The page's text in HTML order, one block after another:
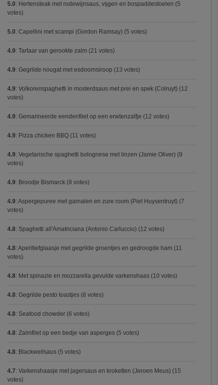
5.0: Hertensteak met rodewijnsaus, vijgen en bospaddestoelen (5
votes)
5.0: Capellini met scampi (Gordon Ramsay) (5 votes)
4.9: Tartaar van gerookte zalm (21 votes)
4.9: Gegrilde nougat met esdoornsiroop (13 votes)
4.9: Volkorenspaghetti in mosterdsaus met prei en spek (Colruyt) (12
votes)
4.9: Gemarineerde eendenfilet op een erwtenzalfje (12 votes)
4.9: Pizza chicken BBQ (11 votes)
4.9: Vegetarische spaghetti bolognese met linzen (Jamie Oliver) (9
votes)
4.9: Broodje Bismarck (8 votes)
4.9: Aspergepuree met garnalen en zure room (Piet Huysentruyt) (7
votes)
4.8: Spaghetti all'Amatriciana (Antonio Carluccio) (12 votes)
4.8: Aperitiefglaasje met gegrilde groentjes en gedroogde ham (11
votes)
4.8: Met spinazie en mozzarella gevulde varkenshaas (10 votes)
4.8: Gegrilde pesto toastjes (8 votes)
4.8: Seafood chowder (6 votes)
4.8: Zalmfilet op een bedje van asperges (5 votes)
4.8: Blackwellsaus (5 votes)
4.7: Varkenshaasje met jagersaus en kroketten (Jeroen Meus) (15
votes)